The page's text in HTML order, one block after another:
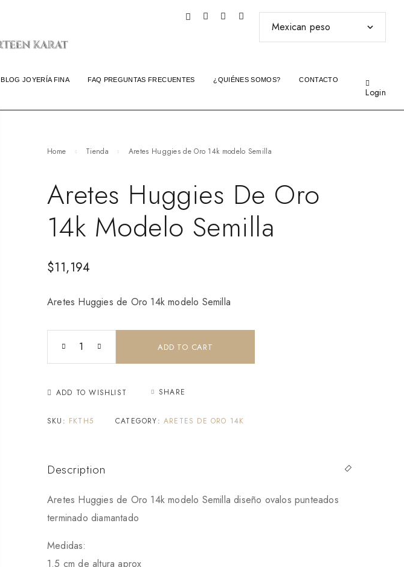
BLOG JOYERÍA FINA FAQ PREGUNTAS FRECUENTES ¿QUIÉNES SOMOS? CONTACTO
Login
Home Tienda Aretes Huggies de Oro 14k modelo Semilla
Aretes Huggies De Oro
14k Modelo Semilla
$11,194
Aretes Huggies de Oro 14k modelo Semilla
ADD TO CART
ADD TO WISHLIST SHARE
SKU: FKTH5 CATEGORY: ARETES DE ORO 14K
Description
Aretes Huggies de Oro 14k modelo Semilla diseño ovalos punteados
terminado diamantado
Medidas:
1.5 cm de altura aprox